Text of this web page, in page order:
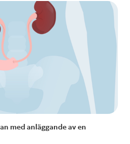
med anläggande av en